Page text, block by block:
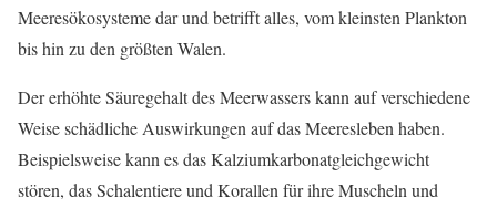
Meeresökosysteme dar und betrifft alles, vom kleinsten Plankton
bis hin zu den größten Walen.
Der erhöhte Säuregehalt des Meerwassers kann auf verschiedene
Weise schädliche Auswirkungen auf das Meeresleben haben.
Beispielsweise kann es das Kalziumkarbonatgleichgewicht
stören, das Schalentiere und Korallen für ihre Muscheln und